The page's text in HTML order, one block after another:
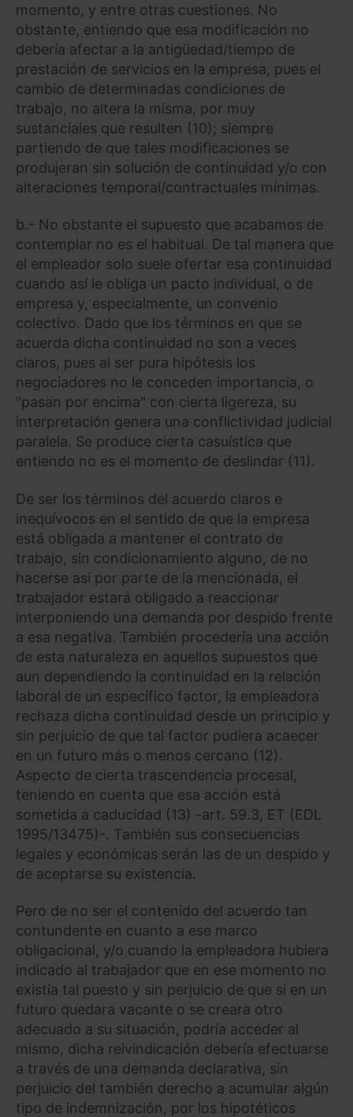
momento, y entre otras cuestiones. No
obstante, entiendo que esa modificación no
debería afectar a la antigüedad/tiempo de
prestación de servicios en la empresa, pues el
cambio de determinadas condiciones de
trabajo, no altera la misma, por muy
sustanciales que resulten (10); siempre
partiendo de que tales modificaciones se
produjeran sin solución de continuidad y/o con
alteraciones temporal/contractuales mínimas.
b.- No obstante el supuesto que acabamos de
contemplar no es el habitual. De tal manera que
el empleador solo suele ofertar esa continuidad
cuando así le obliga un pacto individual, o de
empresa y, especialmente, un convenio
colectivo. Dado que los términos en que se
acuerda dicha continuidad no son a veces
claros, pues al ser pura hipótesis los
negociadores no le conceden importancia, o
"pasan por encima" con cierta ligereza, su
interpretación genera una conflictividad judicial
paralela. Se produce cierta casuística que
entiendo no es el momento de deslindar (11).
De ser los términos del acuerdo claros e
inequívocos en el sentido de que la empresa
está obligada a mantener el contrato de
trabajo, sin condicionamiento alguno, de no
hacerse así por parte de la mencionada, el
trabajador estará obligado a reaccionar
interponiendo una demanda por despido frente
a esa negativa. También procedería una acción
de esta naturaleza en aquellos supuestos que
aun dependiendo la continuidad en la relación
laboral de un específico factor, la empleadora
rechaza dicha continuidad desde un principio y
sin perjuicio de que tal factor pudiera acaecer
en un futuro más o menos cercano (12).
Aspecto de cierta trascendencia procesal,
teniendo en cuenta que esa acción está
sometida a caducidad (13) -art. 59.3, ET (EDL
1995/13475)-. También sus consecuencias
legales y económicas serán las de un despido y
de aceptarse su existencia.
Pero de no ser el contenido del acuerdo tan
contundente en cuanto a ese marco
obligacional, y/o cuando la empleadora hubiera
indicado al trabajador que en ese momento no
existía tal puesto y sin perjuicio de que si en un
futuro quedara vacante o se creara otro
adecuado a su situación, podría acceder al
mismo, dicha reivindicación debería efectuarse
a través de una demanda declarativa, sin
perjuicio del también derecho a acumular algún
tipo de indemnización, por los hipotéticos